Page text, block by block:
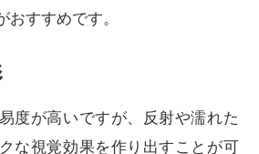
おすすめです。
度が高いですが、反射や濡れた
な視覚効果を作り出すことが可